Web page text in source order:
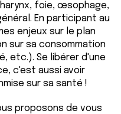
foie, œsophage,
En participant au
enjeux sur le plan
sur sa consommation
etc.). Se libérer d'une
c'est aussi avoir
sur sa santé !
proposons de vous